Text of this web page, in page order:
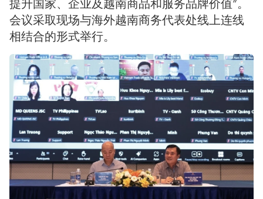
提升国家、企业及越南商品和服务品牌价值”。
会议采取现场与海外越南商务代表处线上连线
相结合的形式举行。